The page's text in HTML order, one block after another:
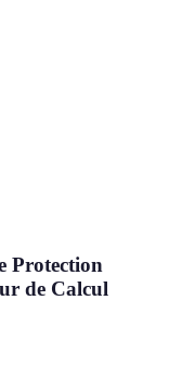
Protection
de Calcul